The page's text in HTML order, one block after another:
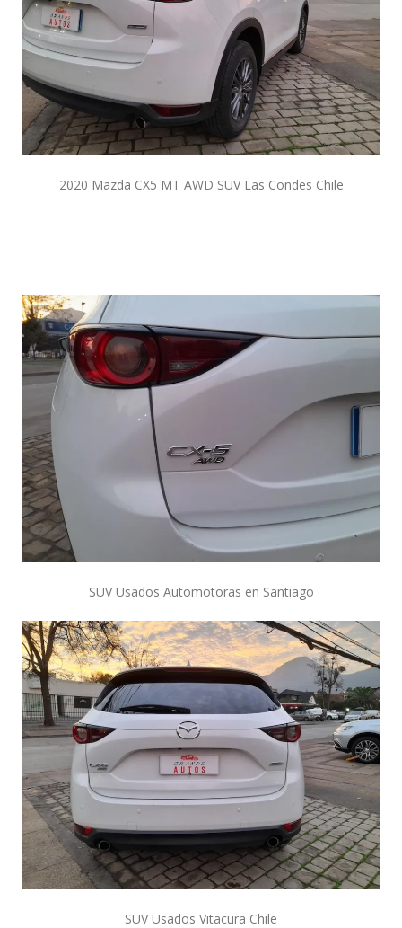
2020 Mazda CX5 MT AWD SUV Las Condes Chile
SUV Usados Automotoras en Santiago
SUV Usados Vitacura Chile